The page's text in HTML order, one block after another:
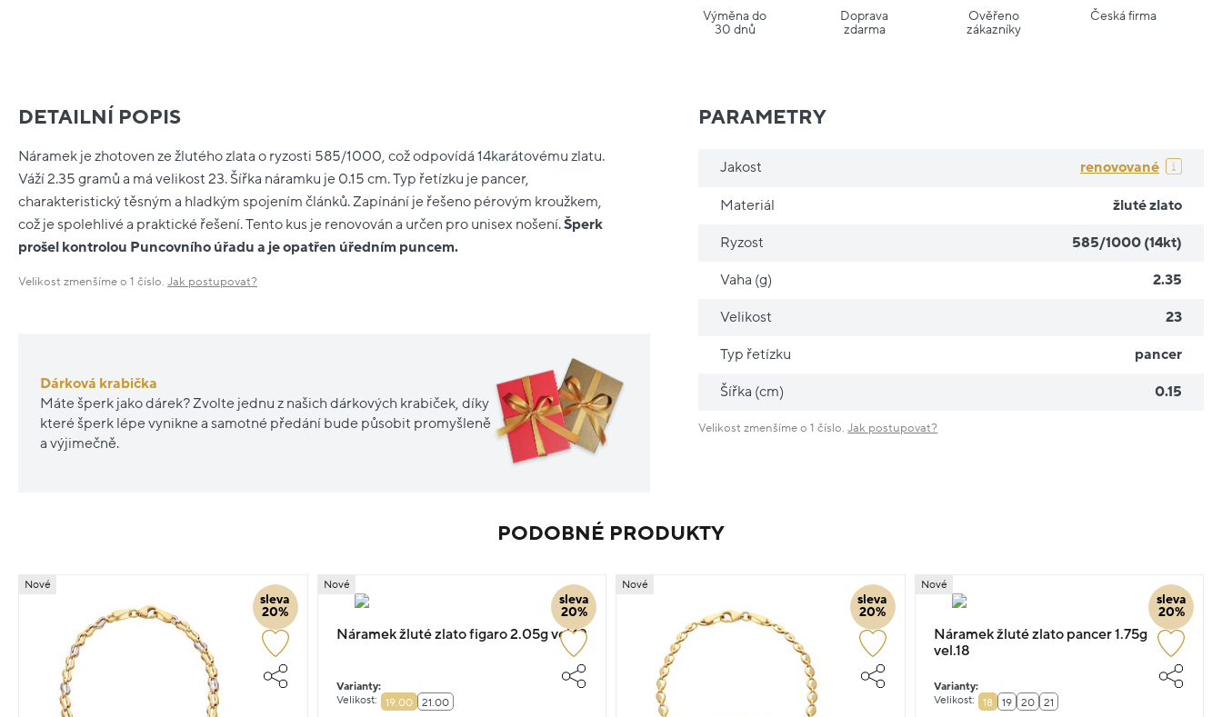
Výměna do
30 dnů
Doprava
zdarma
Ověřeno
zákazníky
Česká firma
DETAILNÍ POPIS
Náramek je zhotoven ze žlutého zlata o ryzosti 585/1000, což odpovídá 14karátovému zlatu.
Váží 2.35 gramů a má velikost 23. Šířka náramku je 0.15 cm. Typ řetízku je pancer,
charakteristický těsným a hladkým spojením článků. Zapínání je řešeno pérovým kroužkem,
což je spolehlivé a praktické řešení. Tento kus je renovován a určen pro unisex nošení.Šperk
prošel kontrolou Puncovního úřadu a je opatřen úředním puncem.
Velikost zmenšíme o 1 číslo. Jak postupovat?
Dárková krabička
Máte šperk jako dárek? Zvolte jednu z našich dárkových krabiček, díky
které šperk lépe vynikne a samotné předání bude působit promyšleně
a výjimečně.
PARAMETRY
Jakost renovované
Materiál žluté zlato
Ryzost 585/1000 (14kt)
Vaha (g) 2.35
Velikost 23
Typ řetízku pancer
Šířka (cm) 0.15
Velikost zmenšíme o 1 číslo.Jak postupovat?
PODOBNÉ PRODUKTY
sleva
20%
Nové
sleva
20%
Nové
Náramek žluté zlato figaro 2.05g vel.19
Varianty:
Velikost:
19.00 21.00
sleva
20%
Nové
sleva
20%
Nové
Náramek žluté zlato pancer 1.75g
vel.18
Varianty:
Velikost:
18 19 20 21